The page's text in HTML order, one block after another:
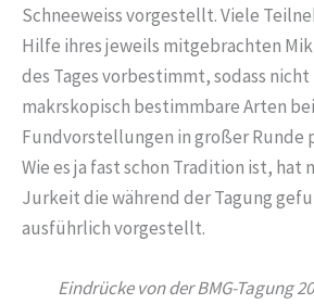
Schneeweiss vorgestellt. Viele
Hilfe ihres jeweils mitgebrachten
des Tages vorbestimmt, sodass
makrskopisch bestimmbare Arten
Fundvorstellungen in großer Runde
Wie es ja fast schon Tradition ist, hat
Jurkeit die während der Tagung
ausführlich vorgestellt.
Eindrücke von der BMG-Tagung